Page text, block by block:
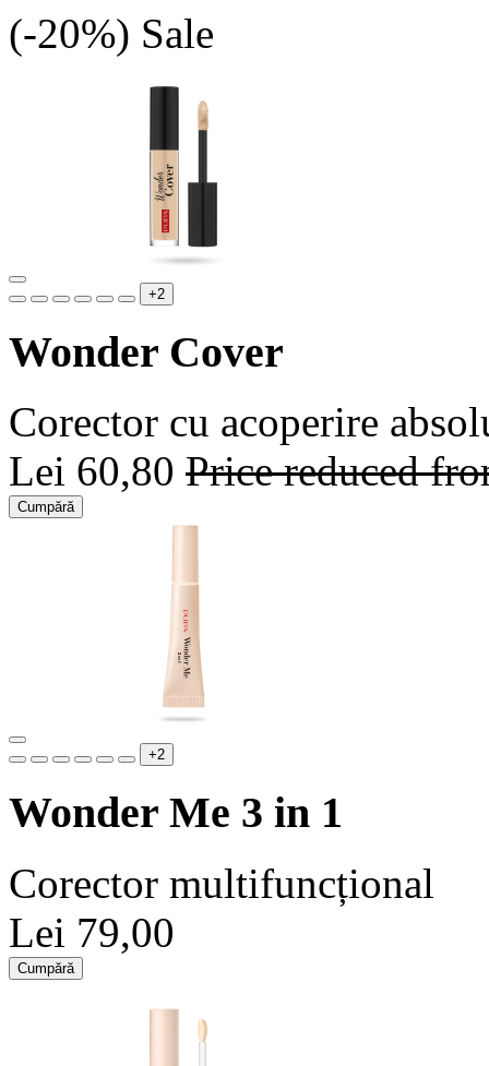
(-20%) Sale
+2
Wonder Cover
Corector cu acoperire
Lei 60,80 Price reduced
Cumpără
+2
Wonder Me 3 in 1
Corector multifuncțional
Lei 79,00
Cumpără